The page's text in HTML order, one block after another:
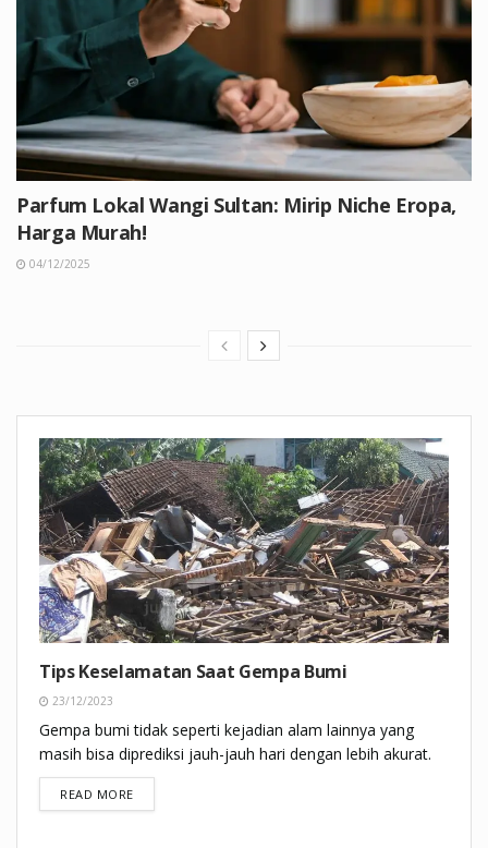
Parfum Lokal Wangi Sultan: Mirip Niche Eropa,
Harga Murah!
04/12/2025
Tips Keselamatan Saat Gempa Bumi
23/12/2023
Gempa bumi tidak seperti kejadian alam lainnya yang
masih bisa diprediksi jauh-jauh hari dengan lebih akurat.
READ MOREDETAILS